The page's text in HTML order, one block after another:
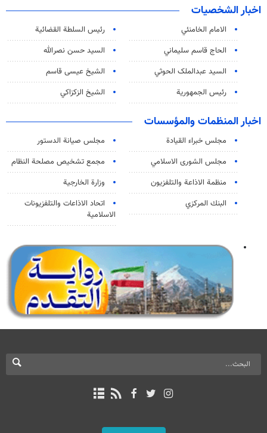
اخبار الشخصيات
الامام الخامنئي
رئیس السلطة القضائیة
الحاج قاسم سليماني
السيد حسن نصرالله
السید عبدالملک الحوثي
الشيخ عيسى قاسم
رئيس الجمهورية
الشيخ الزكزاكي
اخبار المنظمات والمؤسسات
مجلس خبراء القيادة
مجلس صيانة الدستور
مجلس الشورى الاسلامي
مجمع تشخيص مصلحة النظام
منظمة الاذاعة والتلفزیون
وزارة الخارجية
البنك المركزي
اتحاد الاذاعات والتلفزيونات
الاسلامية